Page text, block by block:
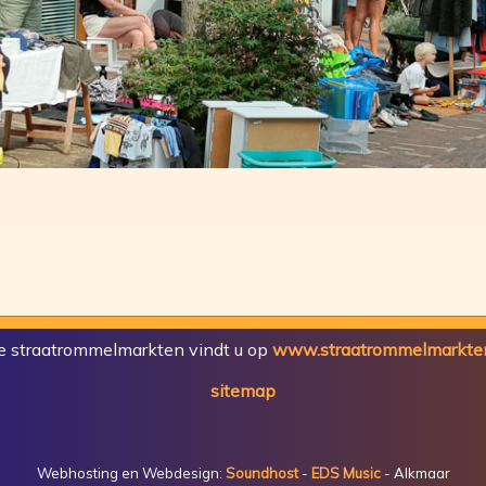
straatrommelmarkten vindt u op
sitemap
Webhosting en Webdesign: Soundhost- EDS Music- Alkmaar